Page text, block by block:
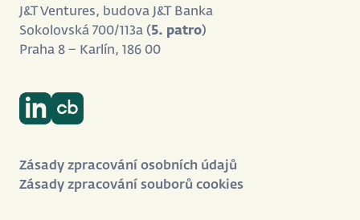
J&T Ventures, budova J&T Banka
Sokolovská 700/113a (5. patro)
Praha 8 – Karlín, 186 00
Zásady zpracování osobních údajů
Zásady zpracování souborů cookies